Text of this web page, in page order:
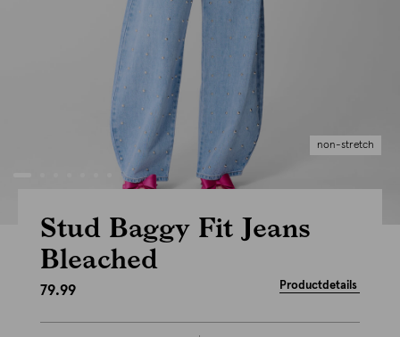
non-stretch
Stud Baggy Fit Jeans
Bleached
79.99 Productdetails